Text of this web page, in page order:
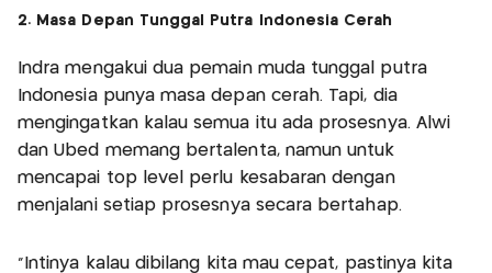
2. Masa Depan Tunggal Putra Indonesia Cerah
Indra mengakui dua pemain muda tunggal putra
Indonesia punya masa depan cerah. Tapi, dia
mengingatkan kalau semua itu ada prosesnya. Alwi
dan Ubed memang bertalenta, namun untuk
mencapai top level perlu kesabaran dengan
menjalani setiap prosesnya secara bertahap.
“Intinya kalau dibilang kita mau cepat, pastinya kita